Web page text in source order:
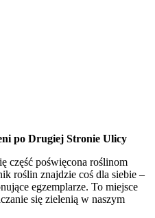
po Drugiej Stronie Ulicy
część poświęcona roślinom
roślin znajdzie coś dla siebie –
egzemplarze. To miejsce
się zielenią w naszym